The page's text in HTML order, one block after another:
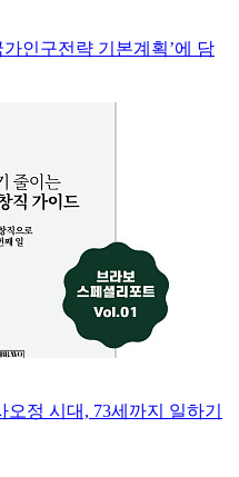
인구전략 기본계획’에 담
오정 시대, 73세까지 일하기